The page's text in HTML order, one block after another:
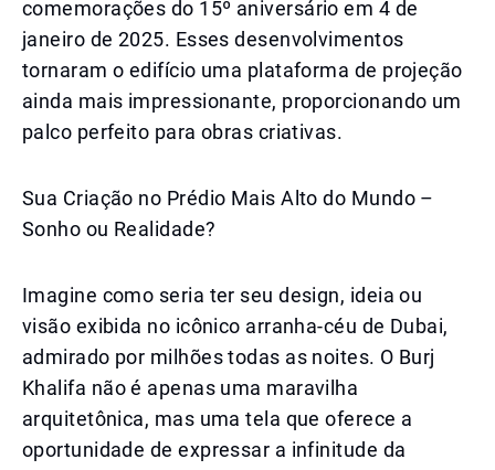
comemorações do 15º aniversário em 4 de
janeiro de 2025. Esses desenvolvimentos
tornaram o edifício uma plataforma de projeção
ainda mais impressionante, proporcionando um
palco perfeito para obras criativas.
Sua Criação no Prédio Mais Alto do Mundo –
Sonho ou Realidade?
Imagine como seria ter seu design, ideia ou
visão exibida no icônico arranha-céu de Dubai,
admirado por milhões todas as noites. O Burj
Khalifa não é apenas uma maravilha
arquitetônica, mas uma tela que oferece a
oportunidade de expressar a infinitude da